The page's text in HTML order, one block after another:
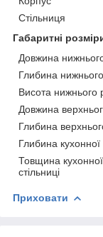
Стільниця
Габаритні
Довжина
Глибина
Висота нижнього
Довжина
Глибина
Глибина кухонної
Товщина кухонної
стільниці
Приховати